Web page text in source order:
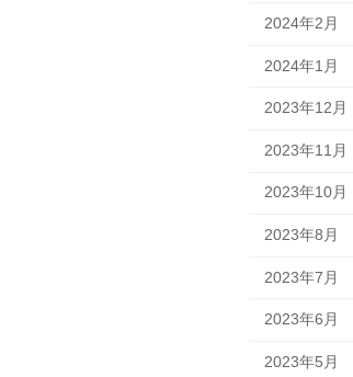
2024年2月
2024年1月
2023年12月
2023年11月
2023年10月
2023年8月
2023年7月
2023年6月
2023年5月